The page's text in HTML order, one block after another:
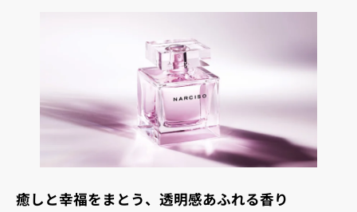
癒しと幸福をまとう、透明感あふれる香り